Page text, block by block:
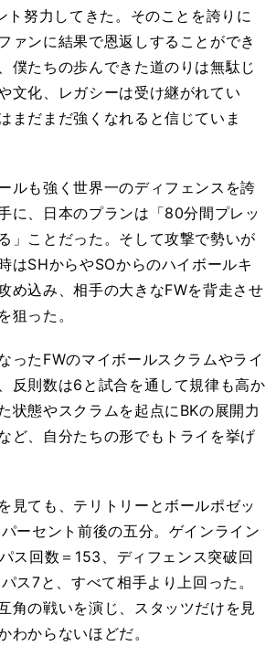
ト努力してきた。そのことを誇りに
ァンに結果で恩返しすることができ
僕たちの歩んできた道のりは無駄じ
文化、レガシーは受け継がれてい
まだまだ強くなれると信じていま
ルも強く世界一のディフェンスを誇
に、日本のプランは「80分間プレッ
」ことだった。そして攻撃で勢いが
はSHからやSOからのハイボールキ
め込み、相手の大きなFWを背走させ
狙った。
ったFWのマイボールスクラムやライ
反則数は6と試合を通して規律も高か
状態やスクラムを起点にBKの展開力
ど、自分たちの形でもトライを挙げ
見ても、テリトリーとボールポゼッ
ーセント前後の五分。ゲインライン
ス回数＝153、ディフェンス突破回
ス7と、すべて相手より上回った。
角の戦いを演じ、スタッツだけを見
わからないほどだ。